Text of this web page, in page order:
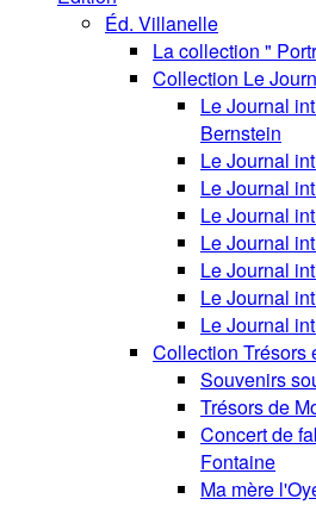
Éd. Villanelle
La collection "
Collection Le
Le Journal
Bernstein
Le Journal
Le Journal
Le Journal
Le Journal
Le Journal
Le Journal
Le Journal
Collection Trésors
Souvenirs
Trésors de
Concert de
Fontaine
Ma mère